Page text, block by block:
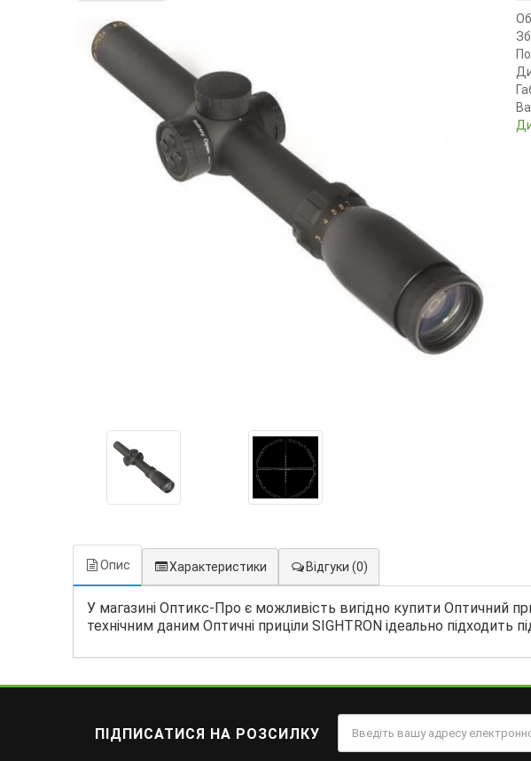
Опис Характеристики Відгуки (0)
У магазині Оптикс-Про є можливість вигідно купити Оптичний
технічним даним Оптичні приціли SIGHTRON ідеально підходить
ПІДПИСАТИСЯ НА РОЗСИЛКУ